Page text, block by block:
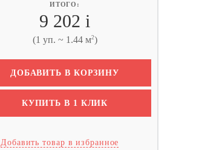
ИТОГО:
9 202 i
(1 уп. ~ 1.44 м2)
ДОБАВИТЬ В КОРЗИНУ
КУПИТЬ В 1 КЛИК
Добавить товар в избранное